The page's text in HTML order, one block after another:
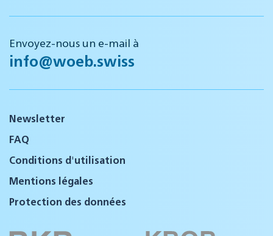
Envoyez-nous un e-mail à
info@woeb.swiss
Newsletter
FAQ
Conditions d'utilisation
Mentions légales
Protection des données